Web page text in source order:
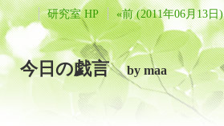
研究室 HP «前 (2011年06月13日)
今日の戯言by maa